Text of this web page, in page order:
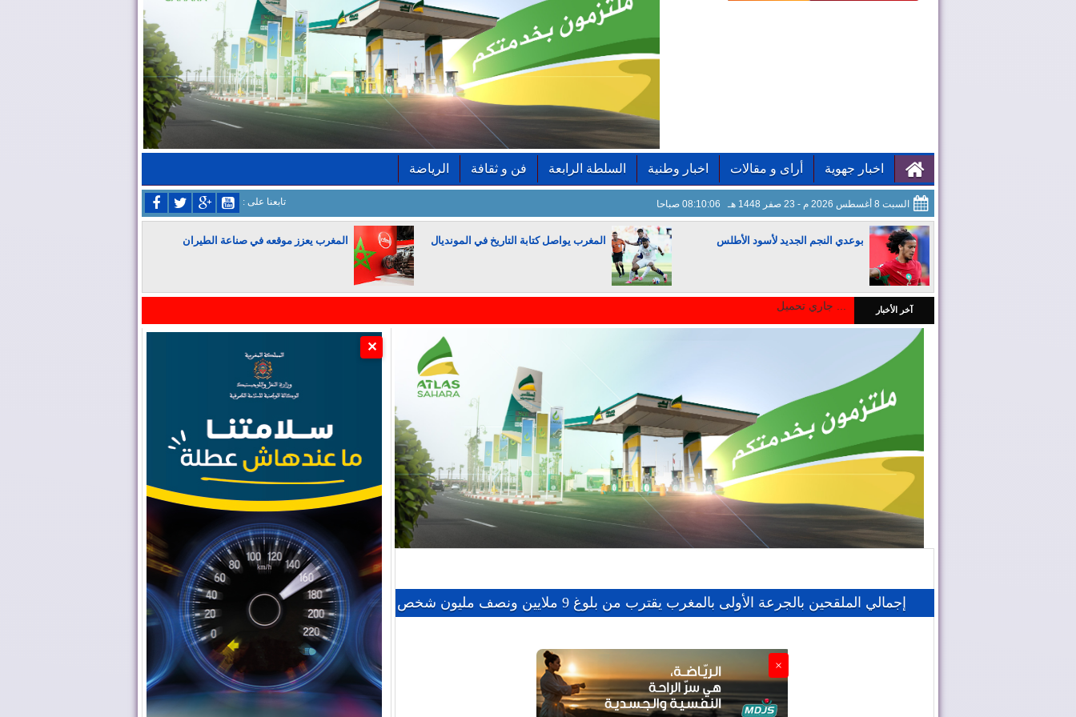
اخبار جهوية أراى و مقالات اخبار وطنية السلطة الرابعة فن و ثقافة الرياضة
السبت 8 أغسطس 2026 م - 23 صفر 1448 هـ 08:10:08 صباحا : تابعنا على
بوعدي النجم الجديد لأسود الأطلس المغرب يواصل كتابة التاريخ في المونديال المغرب يعزز موقعه في صناعة الطيران
المغرب يجذب كبار المستثمرين آخر الأخبار
إجمالي الملقحين بالجرعة الأولى بالمغرب يقترب من بلوغ 9 ملايين ونصف مليون شخص
×
✕